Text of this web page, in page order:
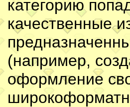
категорию
качественные
(например,
оформление